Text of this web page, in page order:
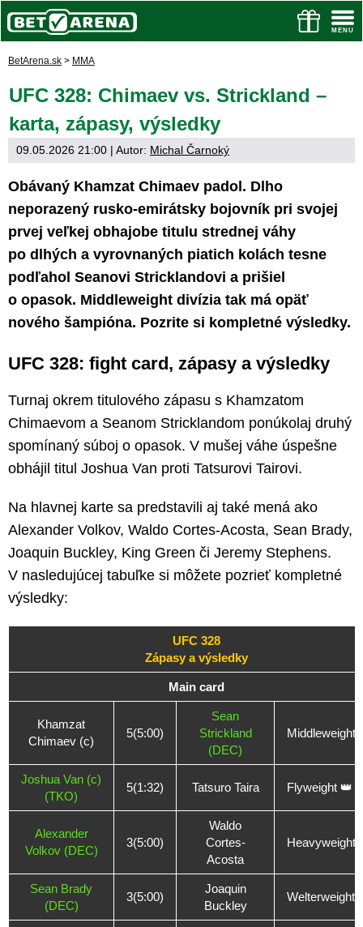
BetArena.sk > MMA
UFC 328: Chimaev vs. Strickland –
karta, zápasy, výsledky
09.05.2026 21:00 | Autor: Michal Čarnoký
Obávaný Khamzat Chimaev padol. Dlho
neporazený rusko-emirátsky bojovník pri svojej
prvej veľkej obhajobe titulu strednej váhy
po dlhých a vyrovnaných piatich kolách tesne
podľahol Seanovi Stricklandovi a prišiel
o opasok. Middleweight divízia tak má opäť
nového šampióna. Pozrite si kompletné výsledky.
UFC 328: fight card, zápasy a výsledky
Turnaj okrem titulového zápasu s Khamzatom
Chimaevom a Seanom Stricklandom ponúkolaj druhý
spomínaný súboj o opasok. V mušej váhe úspešne
obhájil titul Joshua Van proti Tatsurovi Tairovi.
Na hlavnej karte sa predstavili aj také mená ako
Alexander Volkov, Waldo Cortes-Acosta, Sean Brady,
Joaquin Buckley, King Green či Jeremy Stephens.
V nasledujúcej tabuľke si môžete pozrieť kompletné
výsledky:
UFC 328
Zápasy a výsledky
Main card
Khamzat
Chimaev (c)
5(5:00)
Sean
Strickland
(DEC)
Middleweight
Joshua Van (c)
(TKO)
5(1:32) Tatsuro Taira Flyweight 👑
Alexander
Volkov (DEC)
3(5:00)
Waldo
Cortes-
Acosta
Heavyweight
Sean Brady
(DEC)
3(5:00)
Joaquin
Buckley
Welterweight